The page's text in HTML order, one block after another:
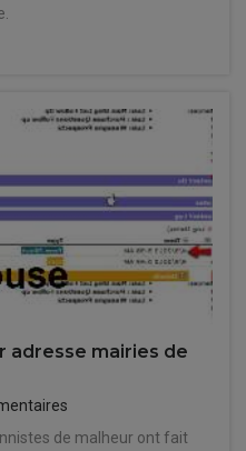
adresse mairies de
de malheur ont fait